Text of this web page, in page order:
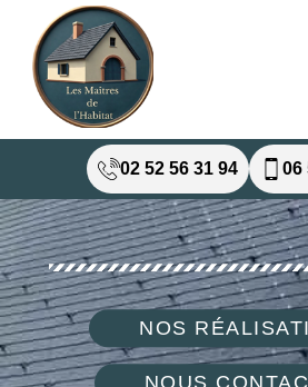
02 52 56 31 94 06
NOS